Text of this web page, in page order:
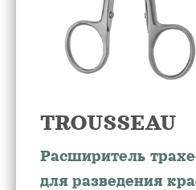
Сотрудничество
Документы
Контакты
TROUSSEAU
Расширитель
для разведения